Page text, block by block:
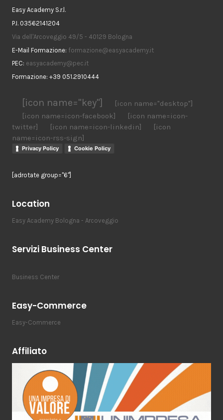
Easy Academy S.r.l.
P.I. 03562141204
Via dell'Arcoveggio 49/5 - 40129 Bologna
E-Mail Formazione: formazione@easyacademy.it
PEC: easyacademy@pec.it
Formazione: +39 051.2910444
[icon name="key"]
[icon name="desktop"]
[icon name=icon-facebook]
[icon name=icon-
twitter]
[icon name=icon-linkedin]
[icon
name=icon-rss-sign]
Privacy Policy Cookie Policy
[adrotate group="6"]
Location
Easy Academy Bologna - Arcoveggio
Servizi Business Center
Business Center
Easy-Commerce
Easy-Commerce
Affiliato